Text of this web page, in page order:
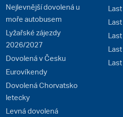
Nejlevnější dovolená u
moře autobusem
Lyžařské zájezdy
2026/2027
Dovolená v Česku
Eurovíkendy
Dovolená Chorvatsko
letecky
Levná dovolená